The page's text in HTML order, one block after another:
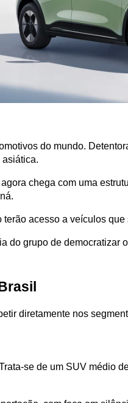
do mundo.
chega com uma
acesso a veículos
do grupo de
diretamente nos
se de um SUV médio